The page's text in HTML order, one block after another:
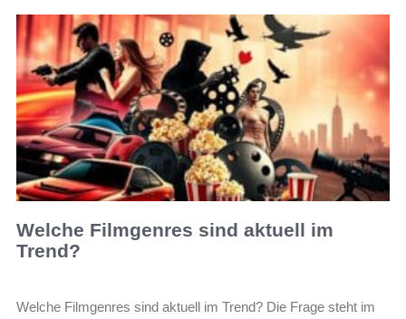
Welche Filmgenres sind aktuell im
Trend?
Welche Filmgenres sind aktuell im Trend? Die Frage steht im